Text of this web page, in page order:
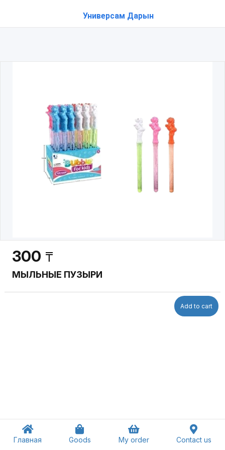
Универсам Дарын
Главная Goods My order Contact us
300 ₸
МЫЛЬНЫЕ ПУЗЫРИ
Add to cart